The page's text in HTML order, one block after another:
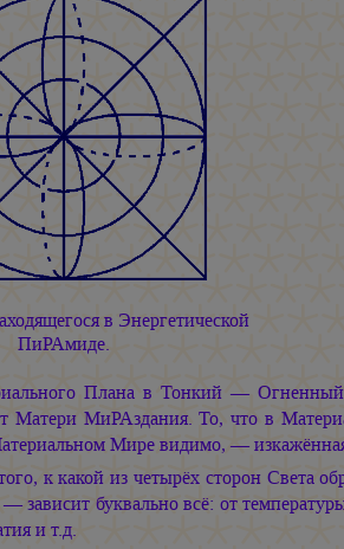
в Энергетической
ПиРАмиде.
Плана в Тонкий —
Матери МиРАздания. То, что в
Мире видимо, —
к какой из четырёх сторон Света
буквально всё: от
и т.д.